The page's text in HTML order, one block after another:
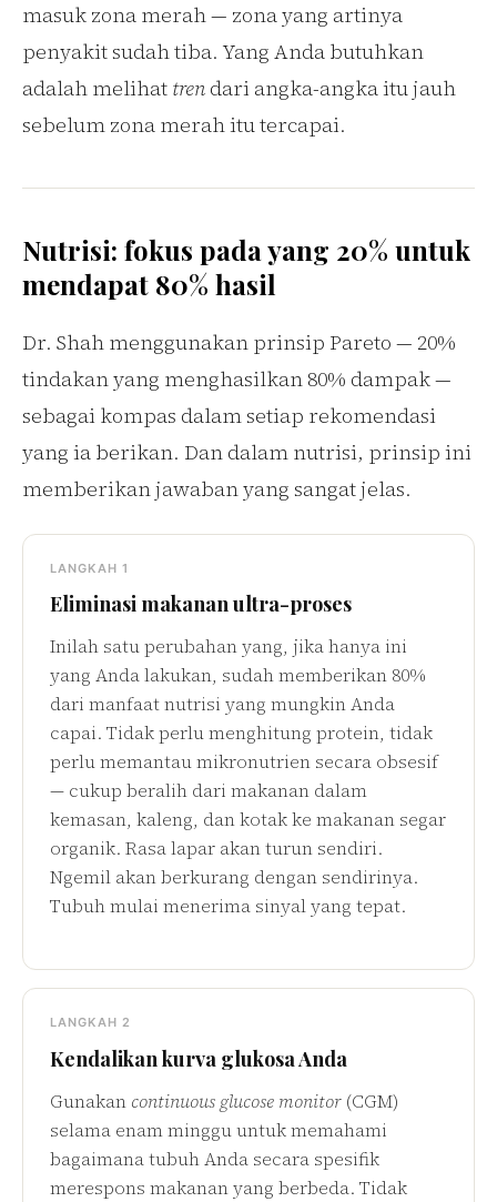
masuk zona merah — zona yang artinya
penyakit sudah tiba. Yang Anda butuhkan
adalah melihat tren dari angka-angka itu jauh
sebelum zona merah itu tercapai.
Nutrisi: fokus pada yang 20% untuk
mendapat 80% hasil
Dr. Shah menggunakan prinsip Pareto — 20%
tindakan yang menghasilkan 80% dampak —
sebagai kompas dalam setiap rekomendasi
yang ia berikan. Dan dalam nutrisi, prinsip ini
memberikan jawaban yang sangat jelas.
LANGKAH 1
Eliminasi makanan ultra-proses
Inilah satu perubahan yang, jika hanya ini
yang Anda lakukan, sudah memberikan 80%
dari manfaat nutrisi yang mungkin Anda
capai. Tidak perlu menghitung protein, tidak
perlu memantau mikronutrien secara obsesif
— cukup beralih dari makanan dalam
kemasan, kaleng, dan kotak ke makanan segar
organik. Rasa lapar akan turun sendiri.
Ngemil akan berkurang dengan sendirinya.
Tubuh mulai menerima sinyal yang tepat.
LANGKAH 2
Kendalikan kurva glukosa Anda
Gunakan continuous glucose monitor (CGM)
selama enam minggu untuk memahami
bagaimana tubuh Anda secara spesifik
merespons makanan yang berbeda. Tidak